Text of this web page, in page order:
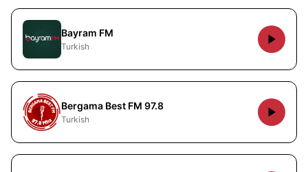
Bayram FM
Turkish
Bergama Best FM 97.8
Turkish